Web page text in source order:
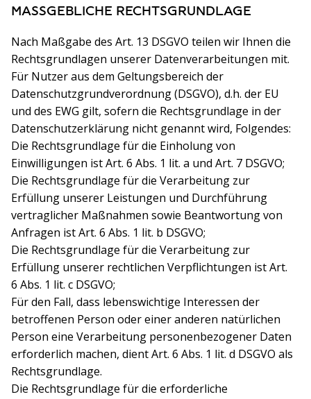
MASSGEBLICHE RECHTSGRUNDLAGE
Nach Maßgabe des Art. 13 DSGVO teilen wir Ihnen die
Rechtsgrundlagen unserer Datenverarbeitungen mit.
Für Nutzer aus dem Geltungsbereich der
Datenschutzgrundverordnung (DSGVO), d.h. der EU
und des EWG gilt, sofern die Rechtsgrundlage in der
Datenschutzerklärung nicht genannt wird, Folgendes:
Die Rechtsgrundlage für die Einholung von
Einwilligungen ist Art. 6 Abs. 1 lit. a und Art. 7 DSGVO;
Die Rechtsgrundlage für die Verarbeitung zur
Erfüllung unserer Leistungen und Durchführung
vertraglicher Maßnahmen sowie Beantwortung von
Anfragen ist Art. 6 Abs. 1 lit. b DSGVO;
Die Rechtsgrundlage für die Verarbeitung zur
Erfüllung unserer rechtlichen Verpflichtungen ist Art.
6 Abs. 1 lit. c DSGVO;
Für den Fall, dass lebenswichtige Interessen der
betroffenen Person oder einer anderen natürlichen
Person eine Verarbeitung personenbezogener Daten
erforderlich machen, dient Art. 6 Abs. 1 lit. d DSGVO als
Rechtsgrundlage.
Die Rechtsgrundlage für die erforderliche